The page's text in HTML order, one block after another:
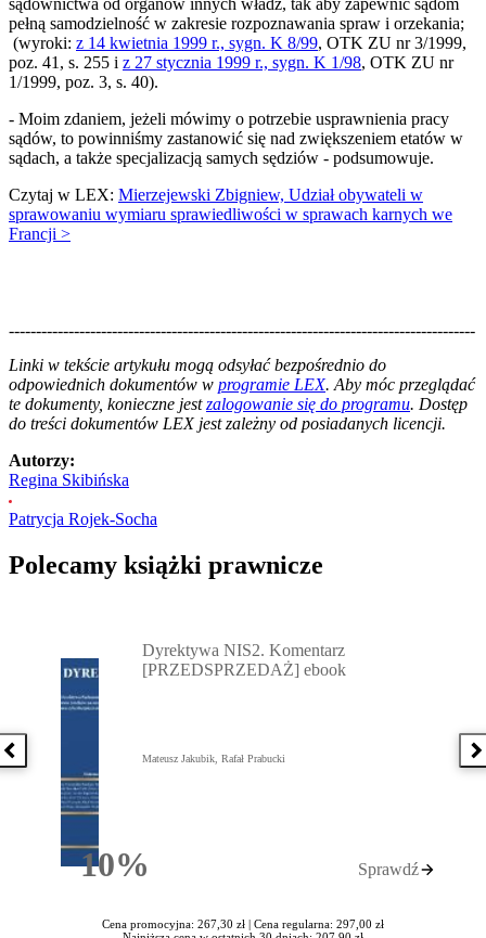
pełną samodzielność w zakresie rozpoznawania spraw i orzekania;
(wyroki: z 14 kwietnia 1999 r., sygn. K 8/99, OTK ZU nr 3/1999,
poz. 41, s. 255 i z 27 stycznia 1999 r., sygn. K 1/98, OTK ZU nr
1/1999, poz. 3, s. 40).
- Moim zdaniem, jeżeli mówimy o potrzebie usprawnienia pracy
sądów, to powinniśmy zastanowić się nad zwiększeniem etatów w
sądach, a także specjalizacją samych sędziów - podsumowuje.
Czytaj w LEX: Mierzejewski Zbigniew, Udział obywateli w
sprawowaniu wymiaru sprawiedliwości w sprawach karnych we
Francji >
--------------------------------------------------------------------------------------
Linki w tekście artykułu mogą odsyłać bezpośrednio do
odpowiednich dokumentów w programie LEX. Aby móc przeglądać
te dokumenty, konieczne jestzalogowanie się do programu. Dostęp
do treści dokumentów LEX jest zależny od posiadanych licencji.
Autorzy:
Regina Skibińska
Patrycja Rojek-Socha
Polecamy książki prawnicze
Poprzednia książka
10%Rabatu
Dyrektywa NIS2. Komentarz
[PRZEDSPRZEDAŻ] ebook
Mateusz Jakubik, Rafał Prabucki
Sprawdź
Cena promocyjna: 267,30 zł | Cena regularna: 297,00 zł